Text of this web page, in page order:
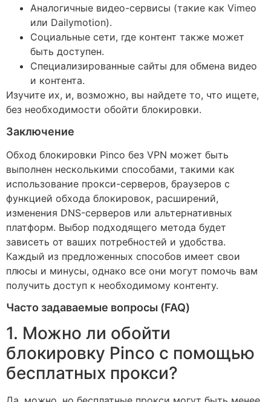
Аналогичные видео-сервисы (такие как Vimeo
или Dailymotion).
Социальные сети, где контент также может
быть доступен.
Специализированные сайты для обмена видео
и контента.
Изучите их, и, возможно, вы найдете то, что ищете,
без необходимости обойти блокировки.
Заключение
Обход блокировки Pinco без VPN может быть
выполнен несколькими способами, такими как
использование прокси-серверов, браузеров с
функцией обхода блокировок, расширений,
изменения DNS-серверов или альтернативных
платформ. Выбор подходящего метода будет
зависеть от ваших потребностей и удобства.
Каждый из предложенных способов имеет свои
плюсы и минусы, однако все они могут помочь вам
получить доступ к необходимому контенту.
Часто задаваемые вопросы (FAQ)
1. Можно ли обойти
блокировку Pinco с помощью
бесплатных прокси?